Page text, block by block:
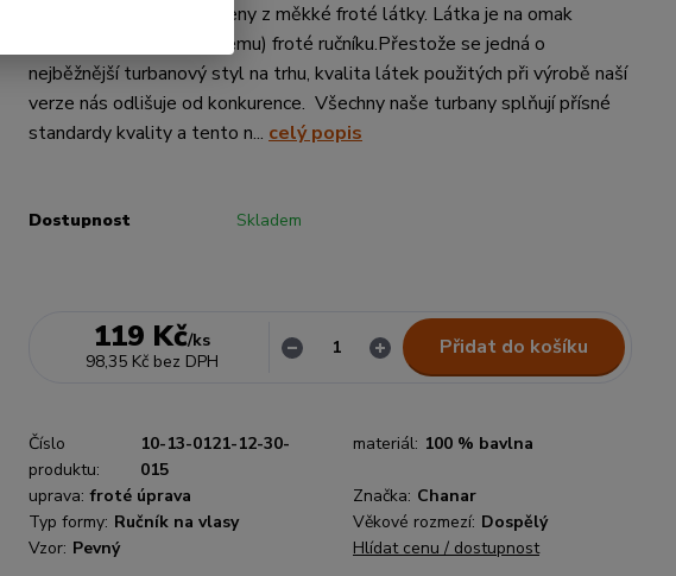
froté turbany jsou vyrobeny z měkké froté látky. Látka je na omak
podobná měkkému (savému) froté ručníku.Přestože se jedná o
nejběžnější turbanový styl na trhu, kvalita látek použitých při výrobě naší
verze nás odlišuje od konkurence. Všechny naše turbany splňují přísné
standardy kvality a tento n... celý popis
Dostupnost Skladem
119 Kč/ks
98,35 Kč bez DPH
Přidat do košíku
Číslo
produktu:
10-13-0121-12-30-
015
materiál: 100 % bavlna
uprava: froté úprava Značka: Chanar
Typ formy: Ručník na vlasy Věkové rozmezí: Dospělý
Vzor: Pevný Hlídat cenu / dostupnost